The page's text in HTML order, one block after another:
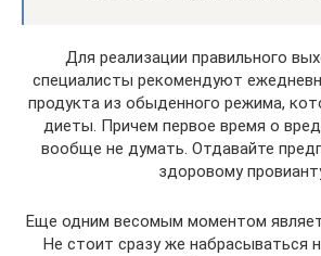
Для реализации правильного
специалисты рекомендуют
продукта из обыденного режима,
диеты. Причем первое время о
вообще не думать. Отдавайте
здоровому
Еще одним весомым моментом
Не стоит сразу же набрасываться